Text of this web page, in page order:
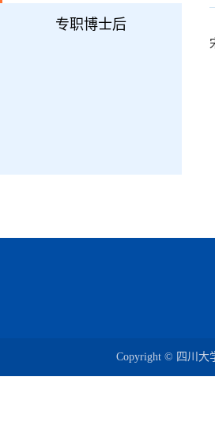
专职博士后
Copyright © 四川大